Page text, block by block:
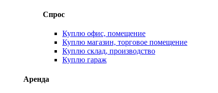
Спрос
Куплю офис, помещение
Куплю магазин, торговое помещение
Куплю склад, производство
Куплю гараж
Аренда